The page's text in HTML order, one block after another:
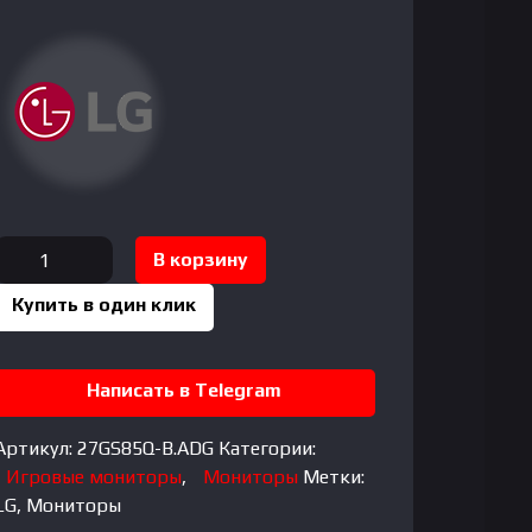
В корзину
Купить в один клик
Написать в Telegram
27GS85Q-B.ADG Категории:
Игровые мониторы, Мониторы Метки:
, Мониторы